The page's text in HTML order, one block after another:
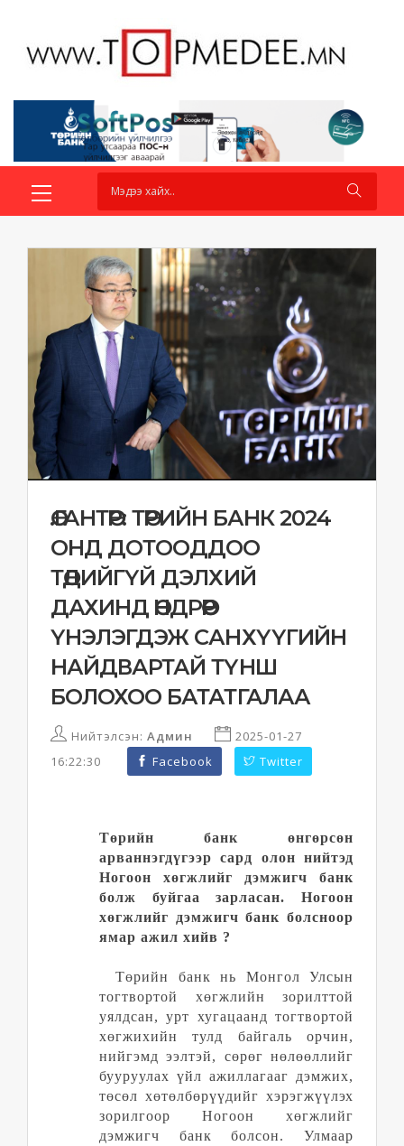
Ө.ГАНТӨР: ТӨРИЙН БАНК 2024
ОНД ДОТООДДОО
ТӨДИЙГҮЙ ДЭЛХИЙ
ДАХИНД ӨНДРӨӨР
ҮНЭЛЭГДЭЖ САНХҮҮГИЙН
НАЙДВАРТАЙ ТҮНШ
БОЛОХОО БАТАТГАЛАА
Нийтэлсэн: Админ
2025-01-27
16:22:30
Facebook Twitter
Төрийн банк өнгөрсөн
арваннэгдүгээр сард олон нийтэд
Ногоон хөгжлийг дэмжигч банк
болж буйгаа зарласан. Ногоон
хөгжлийг дэмжигч банк болсноор
ямар ажил хийв ?
Төрийн банк нь Монгол Улсын
тогтвортой хөгжлийн зорилттой
уялдсан, урт хугацаанд тогтвортой
хөгжихийн тулд байгаль орчин,
нийгэмд ээлтэй, сөрөг нөлөөллийг
бууруулах үйл ажиллагааг дэмжих,
төсөл хөтөлбөрүүдийг хэрэгжүүлэх
зорилгоор Ногоон хөгжлийг
дэмжигч банк болсон. Улмаар